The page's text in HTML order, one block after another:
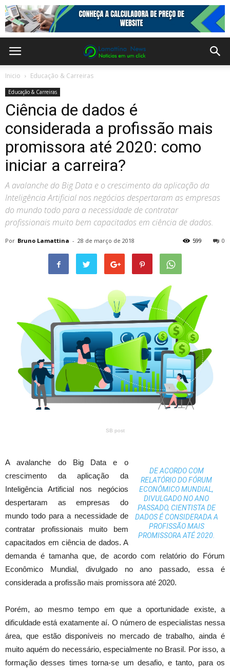
Inicio Educação & Carreiras
Educação & Carreiras
Ciência de dados é
considerada a profissão mais
promissora até 2020: como
iniciar a carreira?
A avalanche do Big Data e o crescimento da aplicação da
Inteligência Artificial nos negócios despertaram as empresas
do mundo todo para a necessidade de contratar
profissionais muito bem capacitados em ciência de dados.
Por Bruno Lamattina - 28 de março de 2018 0
599
SB post
DE ACORDO COM
RELATÓRIO DO FÓRUM
ECONÔMICO MUNDIAL,
DIVULGADO NO ANO
PASSADO, CIENTISTA DE
DADOS É CONSIDERADA A
PROFISSÃO MAIS
PROMISSORA ATÉ 2020.
A avalanche do Big Data e o
crescimento da aplicação da
Inteligência Artificial nos negócios
despertaram as empresas do
mundo todo para a necessidade de
contratar profissionais muito bem
capacitados em ciência de dados. A
demanda é tamanha que, de acordo com relatório do Fórum
Econômico Mundial, divulgado no ano passado, essa é
considerada a profissão mais promissora até 2020.
Porém, ao mesmo tempo em que a oportunidade existe, a
dificuldade está exatamente aí. O número de especialistas nessa
área, que estão disponíveis no mercado de trabalho, ainda é
muito aquém do necessário, especialmente no Brasil. Por isso, a
formação desses times torna-se um desafio, e tanto, para os